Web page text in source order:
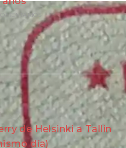
de Helsinki a Tallin
día)